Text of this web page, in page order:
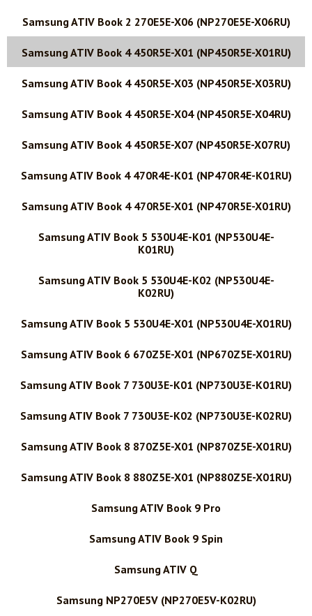
Samsung ATIV Book 2 270E5E-X06 (NP270E5E-X06RU)
Samsung ATIV Book 4 450R5E-X01 (NP450R5E-X01RU)
Samsung ATIV Book 4 450R5E-X03 (NP450R5E-X03RU)
Samsung ATIV Book 4 450R5E-X04 (NP450R5E-X04RU)
Samsung ATIV Book 4 450R5E-X07 (NP450R5E-X07RU)
Samsung ATIV Book 4 470R4E-K01 (NP470R4E-K01RU)
Samsung ATIV Book 4 470R5E-X01 (NP470R5E-X01RU)
Samsung ATIV Book 5 530U4E-K01 (NP530U4E-
K01RU)
Samsung ATIV Book 5 530U4E-K02 (NP530U4E-
K02RU)
Samsung ATIV Book 5 530U4E-X01 (NP530U4E-X01RU)
Samsung ATIV Book 6 670Z5E-X01 (NP670Z5E-X01RU)
Samsung ATIV Book 7 730U3E-K01 (NP730U3E-K01RU)
Samsung ATIV Book 7 730U3E-K02 (NP730U3E-K02RU)
Samsung ATIV Book 8 870Z5E-X01 (NP870Z5E-X01RU)
Samsung ATIV Book 8 880Z5E-X01 (NP880Z5E-X01RU)
Samsung ATIV Book 9 Pro
Samsung ATIV Book 9 Spin
Samsung ATIV Q
Samsung NP270E5V (NP270E5V-K02RU)